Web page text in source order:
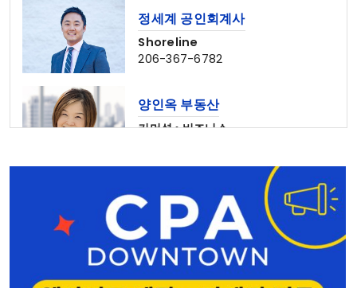
정세계 공인회계사
Shoreline
206-367-6782
양인옥 부동산
커머셜 • 비즈니스
홍민주 부동산
Seattle • Bellevue
206-678-4148
나은숙 공인회계사